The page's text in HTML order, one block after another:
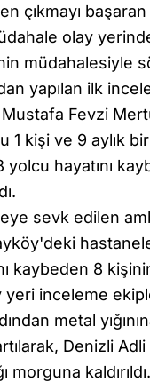
çıkmayı başaran
olay yerinde
müdahalesiyle
yapılan ilk
Fevzi
1 kişi ve 9 aylık
hayatını
sevk edilen
kaybeden 8
inceleme
metal
Denizli Adli
morguna kaldırıldı.